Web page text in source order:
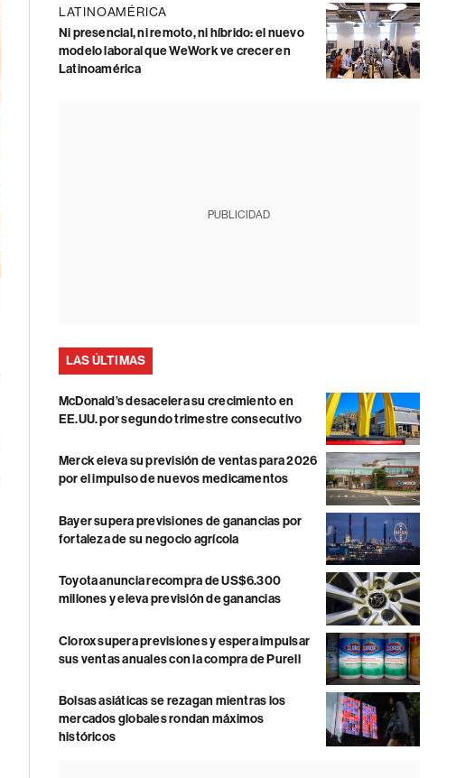
LATINOAMÉRICA
Ni presencial, ni remoto, ni híbrido: el nuevo
modelo laboral que WeWork ve crecer en
Latinoamérica
PUBLICIDAD
LAS ÚLTIMAS
McDonald’s desacelera su crecimiento en
EE.UU. por segundo trimestre consecutivo
Merck eleva su previsión de ventas para 2026
por el impulso de nuevos medicamentos
Bayer supera previsiones de ganancias por
fortaleza de su negocio agrícola
Toyota anuncia recompra de US$6.300
millones y eleva previsión de ganancias
Clorox supera previsiones y espera impulsar
sus ventas anuales con la compra de Purell
Bolsas asiáticas se rezagan mientras los
mercados globales rondan máximos
históricos